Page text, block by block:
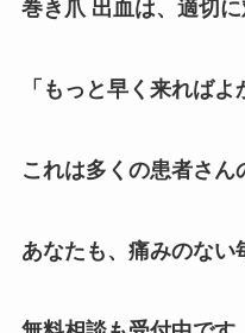
巻き爪 出血は、適切に
「もっと早く来ればよ
これは多くの患者さん
あなたも、痛みのない